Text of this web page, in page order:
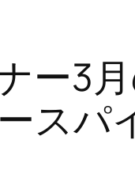
ー3
スパ